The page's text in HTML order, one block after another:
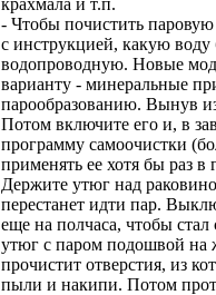
крахмала и т.п.
- Чтобы почистить паровую
с инструкцией, какую
водопроводную. Новые
варианту - минеральные
парообразованию. Вынув
Потом включите его и, в
программу самоочистки
применять ее хотя бы раз
Держите утюг над
перестанет идти пар.
еще на полчаса, чтобы
утюг с паром подошвой на
прочистит отверстия, из
пыли и накипи. Потом